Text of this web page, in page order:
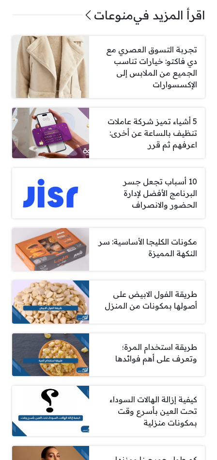
اقرأ المزيد فيمنوعات
تجربة التسوق العصري مع
دي فاكتو: خيارات تناسب
الجميع من الملابس إلى
الإكسسوارات
5 أشياء تميز شركة عاملات
تنظيف بالساعة عن أخرى:
اعرفهم ثم قرر
10 أسباب تجعل جسر
البرنامج الأفضل لإدارة
الحضور والانصراف
مكونات الكليجا الأساسية: سر
النكهة المميزة
طريقة الفول الابيض على
أصولها بمكونات من المنزل
طريقة استخدام المرة؛
وتعرف على أهم فوائدها
كيفية إزالة الهالات السوداء
تحت العين بأسرع وقت
بمكونات منزلية